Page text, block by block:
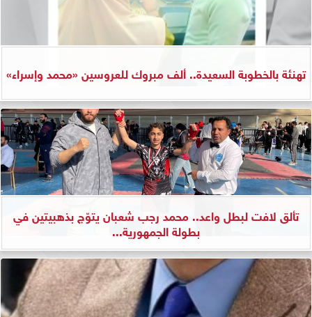
تهنئة بالخطوبة السعيدة.. ألف مبروك للعروسين «محمد وإسراء»
تألق لافت لبطل واعد.. محمد رجب شعبان يتوّج بذهبيتين في
بطولة الجمهورية...